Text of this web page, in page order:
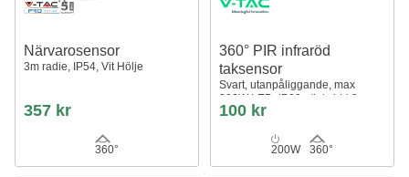
Närvarosensor
3m radie, IP54, Vit Hölje
357 kr
360°
360° PIR infraröd
taksensor
Svart, utanpåliggande, max
200W LED, IP20, räckvidd 8m
100 kr
200W 360°